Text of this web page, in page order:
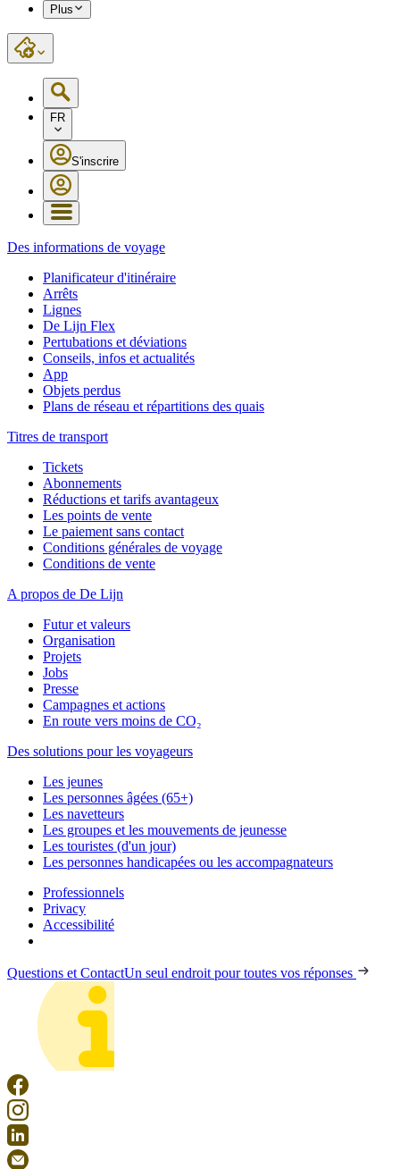
Plus
FR
S'inscrire
Des informations de voyage
Planificateur d'itinéraire
Arrêts
Lignes
De Lijn Flex
Pertubations et déviations
Conseils, infos et actualités
App
Objets perdus
Plans de réseau et répartitions des quais
Titres de transport
Tickets
Abonnements
Réductions et tarifs avantageux
Les points de vente
Le paiement sans contact
Conditions générales de voyage
Conditions de vente
A propos de De Lijn
Futur et valeurs
Organisation
Projets
Jobs
Presse
Campagnes et actions
En route vers moins de CO₂
Des solutions pour les voyageurs
Les jeunes
Les personnes âgées (65+)
Les navetteurs
Les groupes et les mouvements de jeunesse
Les touristes (d'un jour)
Les personnes handicapées ou les accompagnateurs
Professionnels
Privacy
Accessibilité
Questions et ContactUn seul endroit pour toutes vos réponses